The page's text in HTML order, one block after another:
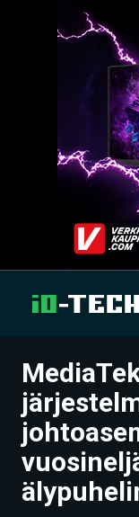
UUTISET
ARTIKKELIT
VIDEOT
TECHBBS